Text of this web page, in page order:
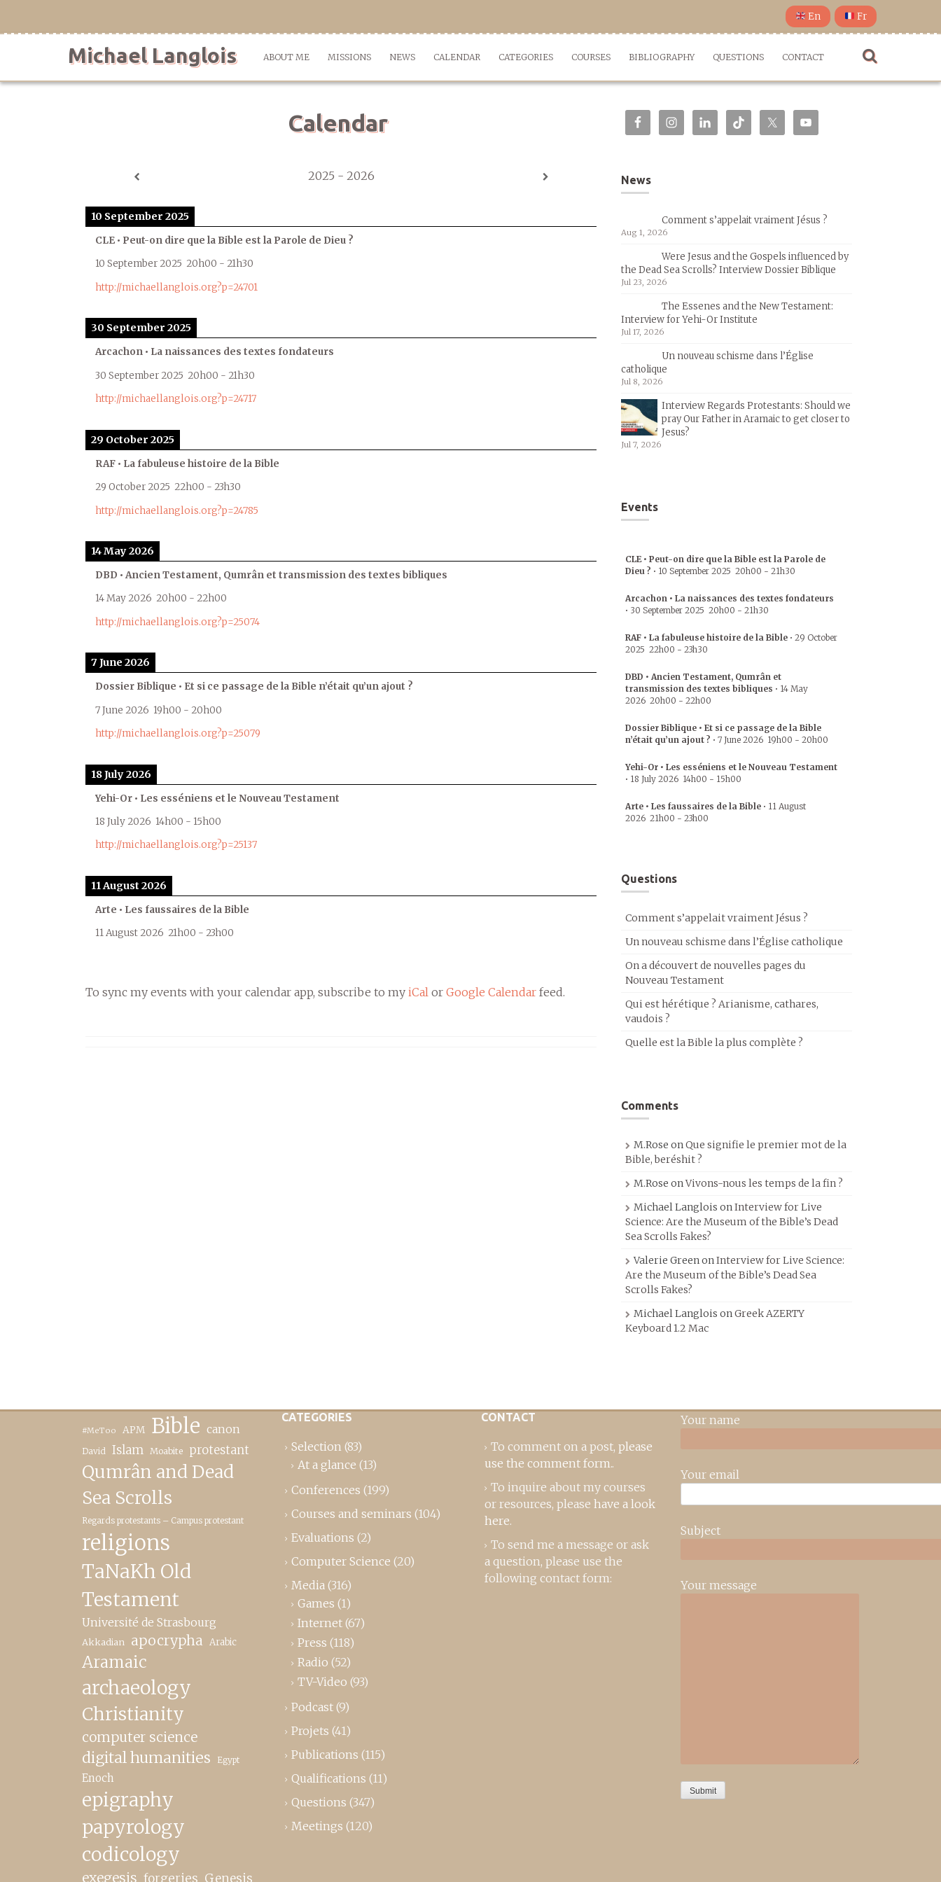
En Fr
Michael Langlois ABOUT ME MISSIONS NEWS CALENDAR CATEGORIES COURSES BIBLIOGRAPHY QUESTIONS CONTACT
Calendar
2025 - 2026
10 September 2025
CLE • Peut-on dire que la Bible est la Parole de Dieu ?
10 September 2025 20h00 - 21h30
http://michaellanglois.org?p=24701
30 September 2025
Arcachon • La naissances des textes fondateurs
30 September 2025 20h00 - 21h30
http://michaellanglois.org?p=24717
29 October 2025
RAF • La fabuleuse histoire de la Bible
29 October 2025 22h00 - 23h30
http://michaellanglois.org?p=24785
14 May 2026
DBD • Ancien Testament, Qumrân et transmission des textes bibliques
14 May 2026 20h00 - 22h00
http://michaellanglois.org?p=25074
7 June 2026
Dossier Biblique • Et si ce passage de la Bible n’était qu’un ajout ?
7 June 2026 19h00 - 20h00
http://michaellanglois.org?p=25079
18 July 2026
Yehi-Or • Les esséniens et le Nouveau Testament
18 July 2026 14h00 - 15h00
http://michaellanglois.org?p=25137
11 August 2026
Arte • Les faussaires de la Bible
11 August 2026 21h00 - 23h00
To sync my events with your calendar app, subscribe to my iCal or Google Calendar feed.
News
Comment s’appelait vraiment Jésus ?
Aug 1, 2026
Were Jesus and the Gospels influenced by
the Dead Sea Scrolls? Interview Dossier Biblique
Jul 23, 2026
The Essenes and the New Testament:
Interview for Yehi-Or Institute
Jul 17, 2026
Un nouveau schisme dans l’Église
catholique
Jul 8, 2026
Interview Regards Protestants: Should we
pray Our Father in Aramaic to get closer to
Jesus?
Jul 7, 2026
Events
CLE • Peut-on dire que la Bible est la Parole de
Dieu ? • 10 September 2025 20h00 - 21h30
Arcachon • La naissances des textes fondateurs
• 30 September 2025 20h00 - 21h30
RAF • La fabuleuse histoire de la Bible • 29 October
2025 22h00 - 23h30
DBD • Ancien Testament, Qumrân et
transmission des textes bibliques • 14 May
2026 20h00 - 22h00
Dossier Biblique • Et si ce passage de la Bible
n’était qu’un ajout ? • 7 June 2026 19h00 - 20h00
Yehi-Or • Les esséniens et le Nouveau Testament
• 18 July 2026 14h00 - 15h00
Arte • Les faussaires de la Bible • 11 August
2026 21h00 - 23h00
Questions
Comment s’appelait vraiment Jésus ?
Un nouveau schisme dans l’Église catholique
On a découvert de nouvelles pages du
Nouveau Testament
Qui est hérétique ? Arianisme, cathares,
vaudois ?
Quelle est la Bible la plus complète ?
Comments
M.Rose onQue signifie le premier mot de la
Bible, beréshit ?
M.Rose onVivons-nous les temps de la fin ?
Michael Langlois onInterview for Live
Science: Are the Museum of the Bible’s Dead
Sea Scrolls Fakes?
Valerie GreenonInterview for Live Science:
Are the Museum of the Bible’s Dead Sea
Scrolls Fakes?
Michael Langlois onGreek AZERTY
Keyboard 1.2 Mac
#MeToo APM Bible canon
David Islam Moabite protestant
Qumrân and Dead
Sea Scrolls
Regards protestants – Campus protestant
religions
TaNaKh Old
Testament
Université de Strasbourg
Akkadian apocrypha Arabic
Aramaic
archaeology
Christianity
computer science
digital humanities Egypt
Enoch
epigraphy
papyrology
codicology
exegesis forgeries Genesis
CATEGORIES
Selection (83)
At a glance (13)
Conferences (199)
Courses and seminars (104)
Evaluations (2)
Computer Science (20)
Media (316)
Games (1)
Internet (67)
Press (118)
Radio (52)
TV-Video (93)
Podcast (9)
Projets (41)
Publications (115)
Qualifications (11)
Questions (347)
Meetings (120)
CONTACT
To comment on a post, please
use the comment form..
To inquire about my courses
or resources, please have a look
here.
To send me a message or ask
a question, please use the
following contact form:
Your name
Your email
Subject
Your message